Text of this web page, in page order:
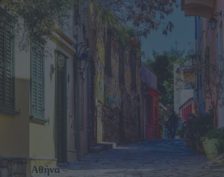
Αθήνα